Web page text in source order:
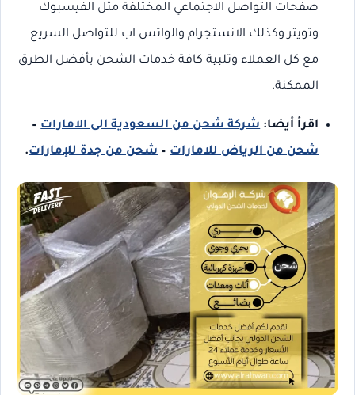
صفحات التواصل الاجتماعي المختلفة مثل الفيسبوك
وتويتر وكذلك الانستجرام والواتس اب للتواصل السريع
مع كل العملاء وتلبية كافة خدمات الشحن بأفضل الطرق
الممكنة.
اقرأ أيضا:شركة شحن من السعودية الى الامارات–
شحن من الرياض للامارات–شحن من جدة للإمارات.